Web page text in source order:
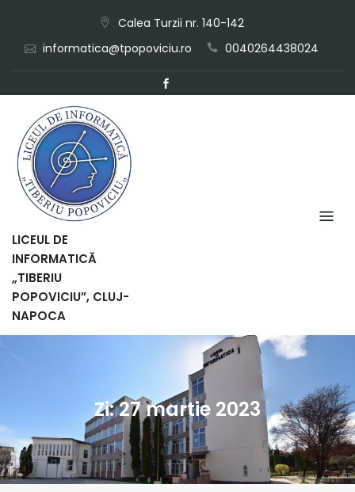
content
Calea Turzii nr. 140-142
informatica@tpopoviciu.ro
0040264438024
LICEUL DE
INFORMATICĂ
„TIBERIU
POPOVICIU”, CLUJ-
NAPOCA
Zi:27 martie 2023